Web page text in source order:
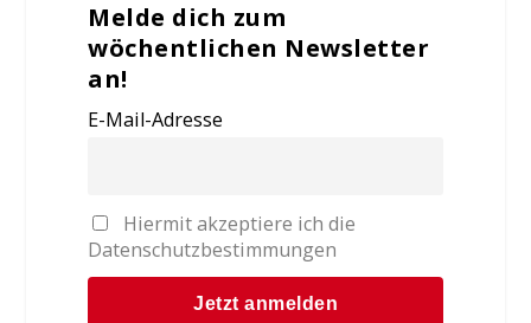
Melde dich zum
wöchentlichen Newsletter
an!
E-Mail-Adresse
Hiermit akzeptiere ich die
Datenschutzbestimmungen